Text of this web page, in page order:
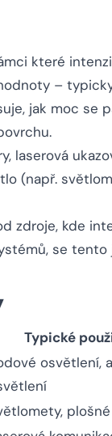
které
–
jak moc se
laserová
(např.
zdroje, kde
se tento
Typické
osvětlení,